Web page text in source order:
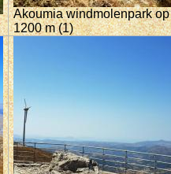
Akoumia windmolenpark op
1200 m (1)